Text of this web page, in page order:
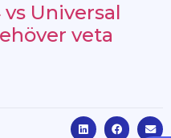
Universal
veta